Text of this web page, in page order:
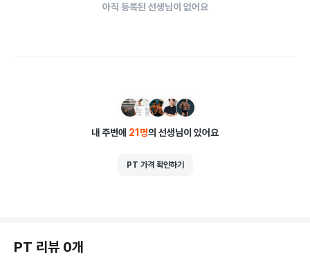
아직 등록된 선생님이 없어요
내 주변에 21 명의 선생님이 있어요
PT 가격 확인하기
PT 리뷰 0개